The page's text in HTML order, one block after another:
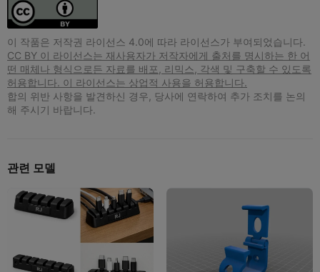
이 작품은 저작권 라이선스 4.0에 따라 라이선스가 부여되었습니다.
CC BY 이 라이선스는 재사용자가 저작자에게 출처를 명시하는 한 어
떤 매체나 형식으로든 자료를 배포, 리믹스, 각색 및 구축할 수 있도록
허용합니다. 이 라이선스는 상업적 사용을 허용합니다.
합의 위반 사항을 발견하신 경우, 당사에 연락하여 추가 조치를 논의
해 주시기 바랍니다.
관련 모델